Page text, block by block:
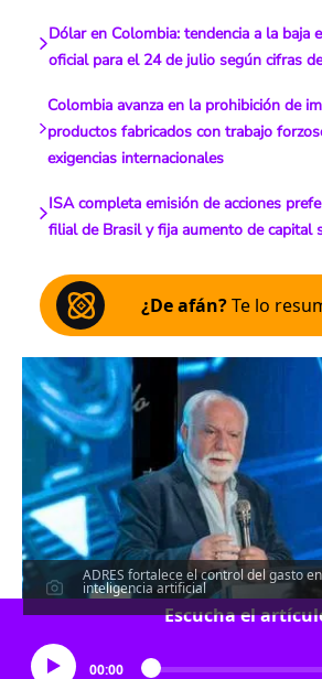
Dólar en Colombia: tendencia a la baja
oficial para el 24 de julio según cifras
Colombia avanza en la prohibición de
productos fabricados con trabajo
exigencias internacionales
ISA completa emisión de acciones
filial de Brasil y fija aumento de capital
¿De afán?Te lo
ADRES fortalece el control del gasto
inteligencia artificial
Escucha el
00:00